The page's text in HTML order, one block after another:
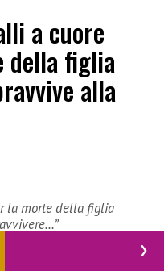
a cuore
della figlia
alla
la morte della figlia
nota attrice italiana,